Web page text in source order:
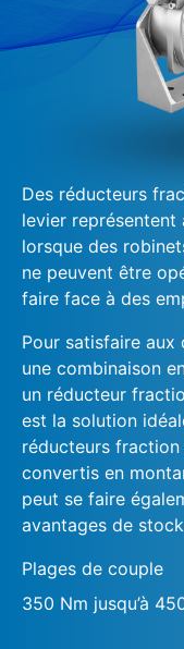
Des réducteurs
levier représentent
lorsque des
ne peuvent être
faire face à des
Pour satisfaire aux
une combinaison
un réducteur
est la solution
réducteurs
convertis en
peut se faire
avantages de
Plages de couple
350 Nm jusqu’à